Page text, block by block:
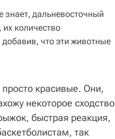
знает, дальневосточный
количество
что эти животные
красивые. Они,
некоторое сходство
быстрая реакция,
так